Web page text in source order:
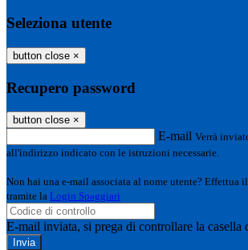
Seleziona utente
button close ×
Recupero password
button close ×
E-mail Verrà
all'indirizzo indicato con le istruzioni necessarie.
Non hai una e-mail associata al nome utente? Effettua
tramite la Login Spaggiari
E-mail inviata, si prega di controllare la casella